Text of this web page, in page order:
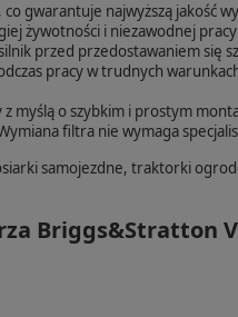
co gwarantuje najwyższą jakość
żywotności i niezawodnej
przed przedostawaniem się
pracy w trudnych
myślą o szybkim i prostym
filtra nie wymaga
samojezdne, traktorki
Briggs&Stratton